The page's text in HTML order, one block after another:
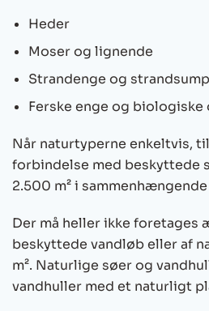
Heder
Moser og lignende
Strandenge og
Ferske enge og biologiske
Når naturtyperne enkeltvis,
forbindelse med beskyttede
2.500 m² i sammenhængende
Der må heller ikke foretages
beskyttede vandløb eller af
m². Naturlige søer og
vandhuller med et naturligt